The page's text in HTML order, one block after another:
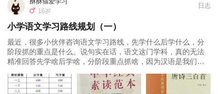
16岁
日志
小学语文学习路线规划（一）
最近，很多小伙伴咨询语文学习路线，先学什么后学什么，分
阶段抓的重点是什么。说句实在话，语文这门学科，真的无法
精准回答先学啥后学啥，分阶段重点抓啥，因为汉语是我们的